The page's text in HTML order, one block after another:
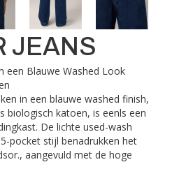
JEANS
een Blauwe Washed Look
in een blauwe washed finish,
biologisch katoen, is eenls een
De lichte used-wash
pocket stijl benadrukken het
aangevuld met de hoge